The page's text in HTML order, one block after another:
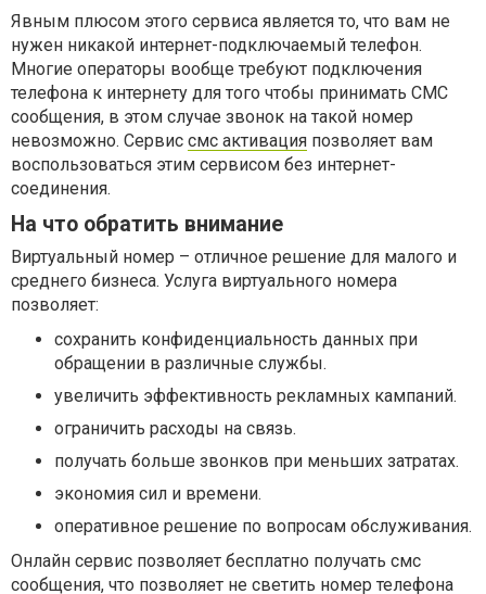
Явным плюсом этого сервиса является то, что вам не
нужен никакой интернет-подключаемый телефон.
Многие операторы вообще требуют подключения
телефона к интернету для того чтобы принимать СМС
сообщения, в этом случае звонок на такой номер
невозможно. Сервис смс активация позволяет вам
воспользоваться этим сервисом без интернет-
соединения.
На что обратить внимание
Виртуальный номер – отличное решение для малого и
среднего бизнеса. Услуга виртуального номера
позволяет:
сохранить конфиденциальность данных при
обращении в различные службы.
увеличить эффективность рекламных кампаний.
ограничить расходы на связь.
получать больше звонков при меньших затратах.
экономия сил и времени.
оперативное решение по вопросам обслуживания.
Онлайн сервис позволяет бесплатно получать смс
сообщения, что позволяет не светить номер телефона